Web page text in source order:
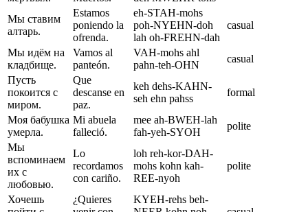
Мы ставим
алтарь.
Estamos
poniendo la
ofrenda.
eh-STAH-mohs
poh-NYEHN-doh
lah oh-FREHN-dah
casual
Мы идём на
кладбище.
Vamos al
panteón.
VAH-mohs ahl
pahn-teh-OHN
casual
Пусть
покоится с
миром.
Que
descanse en
paz.
keh dehs-KAHN-
seh ehn pahss
formal
Моя бабушка
умерла.
Mi abuela
falleció.
mee ah-BWEH-lah
fah-yeh-SYOH
polite
Мы
вспоминаем
их с
любовью.
Lo
recordamos
con cariño.
loh reh-kor-DAH-
mohs kohn kah-
REE-nyoh
polite
Хочешь
¿Quieres
KYEH-rehs beh-